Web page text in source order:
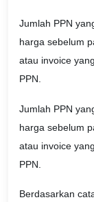
Jumlah PPN
harga sebelum
atau invoice
PPN.
Jumlah PPN
harga sebelum
atau invoice
PPN.
Berdasarkan